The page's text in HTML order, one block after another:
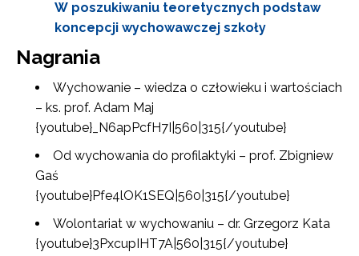
W poszukiwaniu teoretycznych podstaw
koncepcji wychowawczej szkoły
Nagrania
Wychowanie – wiedza o człowieku i wartościach
– ks. prof. Adam Maj
{youtube}_N6apPcfH7I|560|315{/youtube}
Od wychowania do profilaktyki – prof. Zbigniew
Gaś
{youtube}Pfe4lOK1SEQ|560|315{/youtube}
Wolontariat w wychowaniu – dr. Grzegorz Kata
{youtube}3PxcupIHT7A|560|315{/youtube}